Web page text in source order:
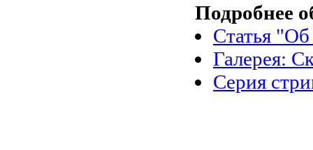
Подробнее
Статья
Галерея:
Серия